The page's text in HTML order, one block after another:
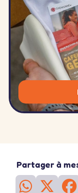
Partager à